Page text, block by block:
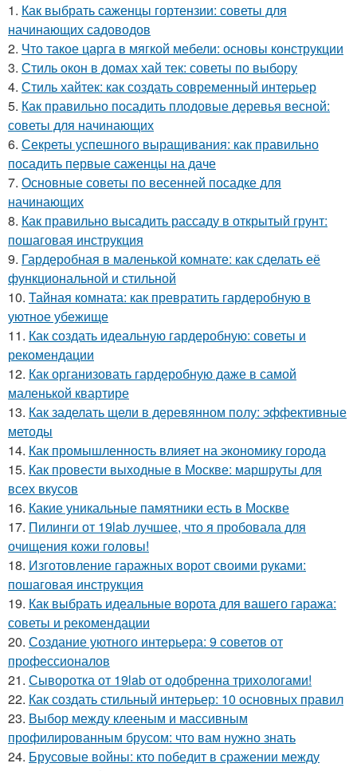
1. Как выбрать саженцы гортензии: советы для
начинающих садоводов
2. Что такое царга в мягкой мебели: основы конструкции
3. Стиль окон в домах хай тек: советы по выбору
4. Стиль хайтек: как создать современный интерьер
5. Как правильно посадить плодовые деревья весной:
советы для начинающих
6. Секреты успешного выращивания: как правильно
посадить первые саженцы на даче
7. Основные советы по весенней посадке для
начинающих
8. Как правильно высадить рассаду в открытый грунт:
пошаговая инструкция
9. Гардеробная в маленькой комнате: как сделать её
функциональной и стильной
10. Тайная комната: как превратить гардеробную в
уютное убежище
11. Как создать идеальную гардеробную: советы и
рекомендации
12. Как организовать гардеробную даже в самой
маленькой квартире
13. Как заделать щели в деревянном полу: эффективные
методы
14. Как промышленность влияет на экономику города
15. Как провести выходные в Москве: маршруты для
всех вкусов
16. Какие уникальные памятники есть в Москве
17. Пилинги от 19lab лучшее, что я пробовала для
очищения кожи головы!
18. Изготовление гаражных ворот своими руками:
пошаговая инструкция
19. Как выбрать идеальные ворота для вашего гаража:
советы и рекомендации
20. Создание уютного интерьера: 9 советов от
профессионалов
21. Сыворотка от 19lab от одобренна трихологами!
22. Как создать стильный интерьер: 10 основных правил
23. Выбор между клееным и массивным
профилированным брусом: что вам нужно знать
24. Брусовые войны: кто победит в сражении между